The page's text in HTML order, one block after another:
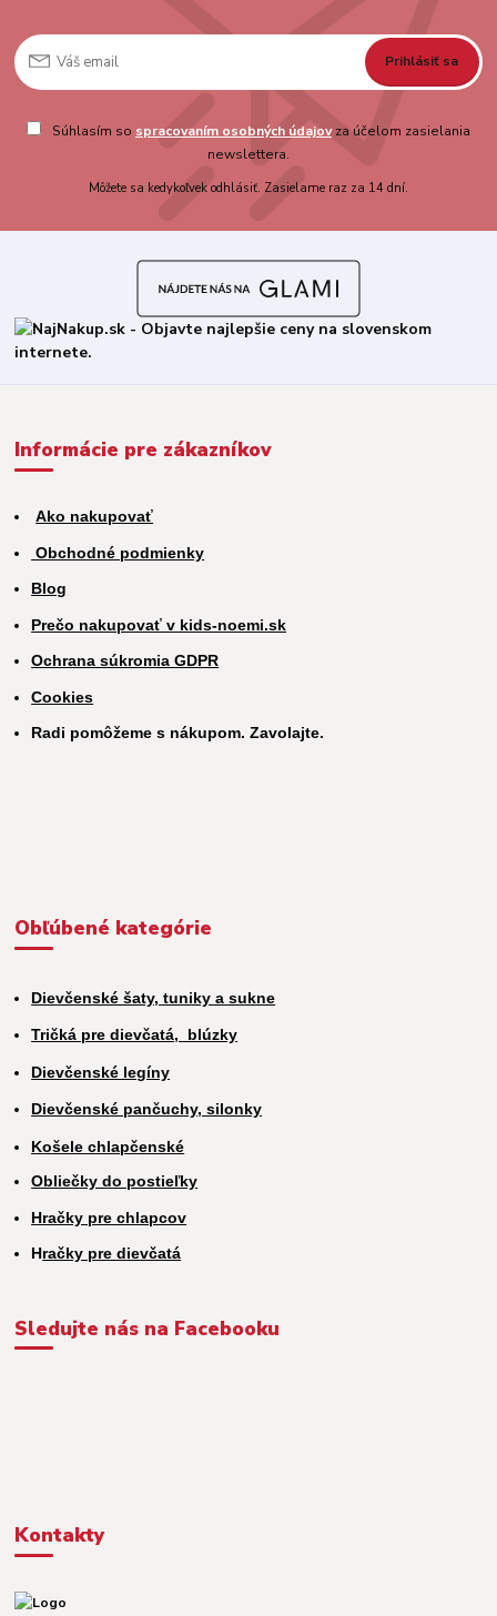
Prihlásiť sa
Súhlasím so spracovaním osobných údajovza účelom zasielania
newslettera.
Môžete sa kedykoľvek odhlásiť. Zasielame raz za 14 dní.
Informácie pre zákazníkov
Ako nakupovať
Obchodné podmienky
Blog
Prečo nakupovať v kids-noemi.sk
Ochrana súkromia GDPR
Cookies
Radi pomôžeme s nákupom. Zavolajte.
Obľúbené kategórie
Dievčenské šaty, tuniky a sukne
Tričká pre dievčatá, blúzky
Dievčenské legíny
Dievčenské pančuchy, silonky
Košele chlapčenské
Obliečky do postieľky
Hračky pre chlapcov
Hračky pre dievčatá
Sledujte nás na Facebooku
Kontakty